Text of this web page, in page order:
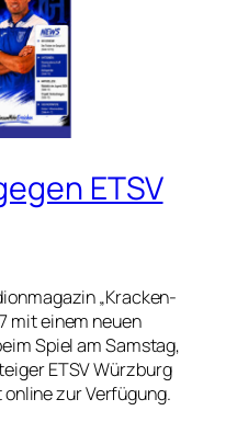
ETSV
„Kracken-
mit einem neuen
Spiel am Samstag,
ETSV Würzburg
zur Verfügung.